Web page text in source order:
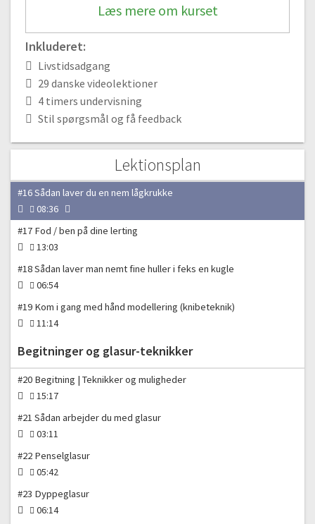
Læs mere om kurset
Inkluderet:
Livstidsadgang
29 danske videolektioner
4 timers undervisning
Stil spørgsmål og få feedback
Lektionsplan
#12 Kvætseteknik, sådan laver du en perfekt kugle
#13 Sådan glatter du din kvætsede kugle
#14 Sådan ruller du en pølse uden den bliver firkantet
#16 Sådan laver du en nem lågkrukke
08:36
#17 Fod / ben på dine lerting
13:03
#18 Sådan laver man nemt fine huller i feks en kugle
06:54
#19 Kom i gang med hånd modellering (knibeteknik)
11:14
Begitninger og glasur-teknikker
#20 Begitning | Teknikker og muligheder
15:17
#21 Sådan arbejder du med glasur
03:11
#22 Penselglasur
05:42
#23 Dyppeglasur
06:14